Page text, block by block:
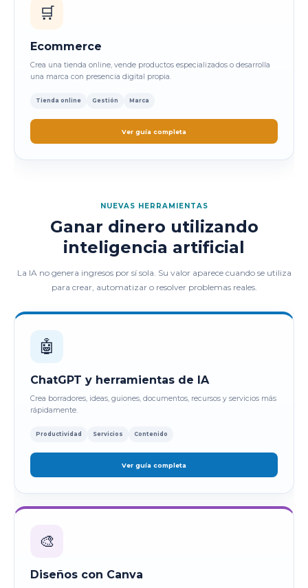
🛒
Ecommerce
Crea una tienda online, vende productos especializados o desarrolla
una marca con presencia digital propia.
Tienda online Gestión Marca
Ver guía completa
NUEVAS HERRAMIENTAS
Ganar dinero utilizando
inteligencia artificial
La IA no genera ingresos por sí sola. Su valor aparece cuando se utiliza
para crear, automatizar o resolver problemas reales.
🤖
ChatGPT y herramientas de IA
Crea borradores, ideas, guiones, documentos, recursos y servicios más
rápidamente.
Productividad Servicios Contenido
Ver guía completa
🎨
Diseños con Canva